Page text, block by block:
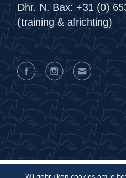
Dhr. N. Bax: +31 (0)
(training & africhting)